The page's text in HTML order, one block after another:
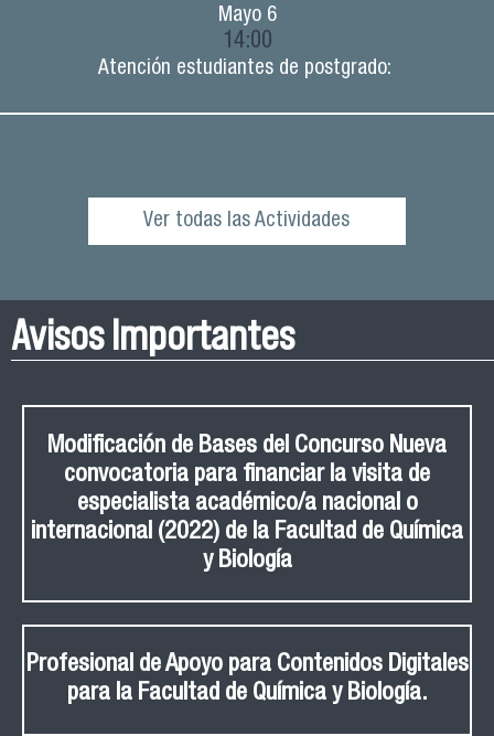
Mayo6
14:00
Atención estudiantes de postgrado:
Ver todas las Actividades
Avisos Importantes
Modificación de Bases del Concurso Nueva
convocatoria para financiar la visita de
especialista académico/a nacional o
internacional (2022) de la Facultad de Química
y Biología
Profesional de Apoyo para Contenidos Digitales
para la Facultad de Química y Biología.